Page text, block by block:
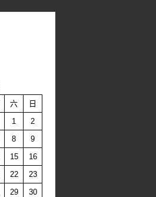
六
日
1
2
8
9
15
16
22
23
29
30